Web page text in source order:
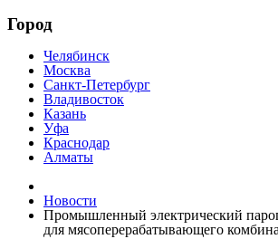
Город
Челябинск
Москва
Санкт-Петербург
Владивосток
Казань
Уфа
Краснодар
Алматы
Новости
Промышленный электрический
для мясоперерабатывающего